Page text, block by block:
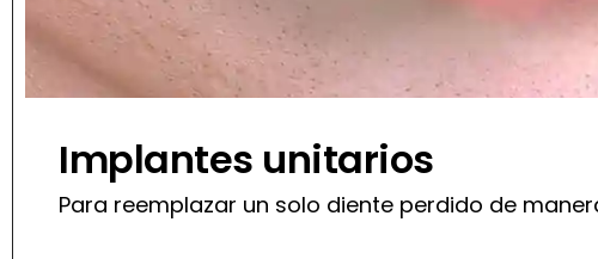
Implantes unitarios
Para reemplazar un solo diente perdido de